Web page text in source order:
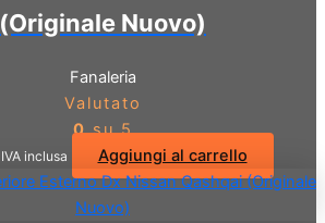
(Originale Nuovo)
Fanaleria
Valutato
0su 5
IVA inclusa Aggiungi al carrello